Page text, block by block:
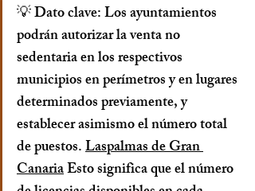
💡 Dato clave: Los ayuntamientos
podrán autorizar la venta no
sedentaria en los respectivos
municipios en perímetros y en lugares
determinados previamente, y
establecer asimismo el número total
de puestos. Laspalmas de Gran
Canaria Esto significa que el número